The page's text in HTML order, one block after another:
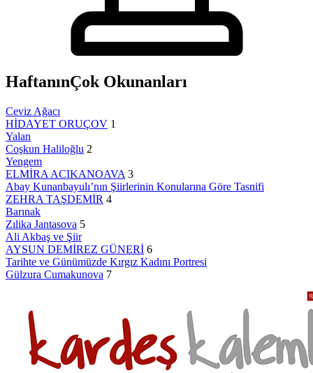
HaftanınÇok Okunanları
Ceviz Ağacı
HİDAYET ORUÇOV 1
Yalan
Coşkun Haliloğlu 2
Yengem
ELMİRA ACIKANOAVA 3
Abay Kunanbayulı’nın Şiirlerinin Konularına Göre Tasnifi
ZEHRA TAŞDEMİR 4
Barınak
Zılika Jantasova 5
Ali Akbaş ve Şiir
AYSUN DEMİREZ GÜNERİ 6
Tarihte ve Günümüzde Kırgız Kadını Portresi
Gülzura Cumakunova 7